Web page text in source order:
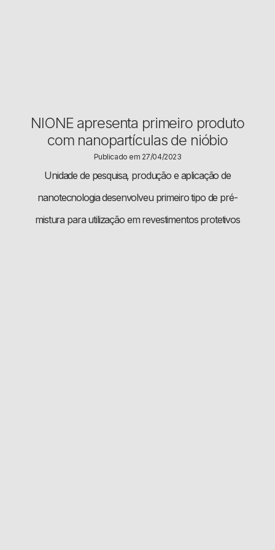
NIONE apresenta primeiro produto
com nanopartículas de nióbio
Publicado em 27/04/2023
Unidade de pesquisa, produção e aplicação de
nanotecnologia desenvolveu primeiro tipo de pré-
mistura para utilização em revestimentos protetivos